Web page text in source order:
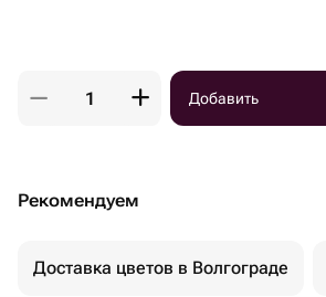
Добавить
Рекомендуем
Доставка цветов в Волгограде